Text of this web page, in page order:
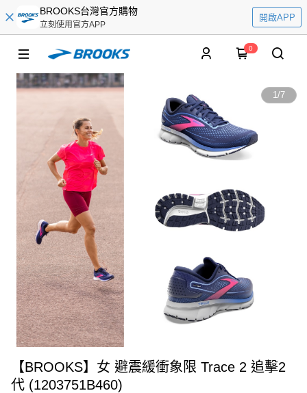
BROOKS台灣官方購物
立刻使用官方APP
開啟APP
0
1/7
【BROOKS】女 避震緩衝象限 Trace 2 追擊2
代 (1203751B460)